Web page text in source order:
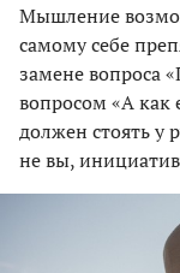
Мышление
самому себе
замене вопроса
вопросом «А как
должен стоять у
не вы,